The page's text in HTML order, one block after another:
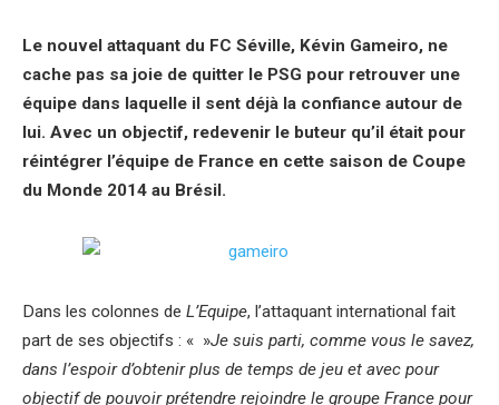
Le nouvel attaquant du FC Séville, Kévin Gameiro, ne
cache pas sa joie de quitter le PSG pour retrouver une
équipe dans laquelle il sent déjà la confiance autour de
lui. Avec un objectif, redevenir le buteur qu’il était pour
réintégrer l’équipe de France en cette saison de Coupe
du Monde 2014 au Brésil.
Dans les colonnes de L’Equipe, l’attaquant international fait
part de ses objectifs : « »Je suis parti, comme vous le savez,
dans l’espoir d’obtenir plus de temps de jeu et avec pour
objectif de pouvoir prétendre rejoindre le groupe France pour